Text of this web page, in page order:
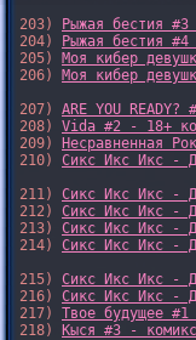
203)
Рыжая бестия
204)
Рыжая бестия
205) Моя кибер
206) Моя кибер
207) ARE YOU
208) Vida #2 - 18+
209)
Несравненная
210) Сикс Икс Икс -
211) Сикс Икс Икс -
212) Сикс Икс Икс -
213) Сикс Икс Икс -
214) Сикс Икс Икс -
215) Сикс Икс Икс -
216) Сикс Икс Икс -
217) Твое будущее
218)
Кыся #3 -